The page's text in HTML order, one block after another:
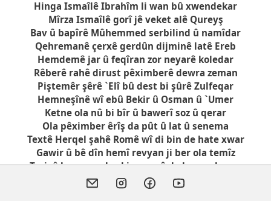
Hinga Ismaîlê Ibrahîm li wan bû xwendekar
Mîrza Ismaîlê gorî jê veket alê Qureyş
Bav û bapîrê Mûhemmed serbilind û namîdar
Qehremanê çerxê gerdûn dijminê latê Ereb
Hemdemê jar û feqîran zor neyarê koledar
Rêberê rahê dirust pêximberê dewra zeman
Piştemêr şêrê `Elî bû dest bi şûrê Zulfeqar
Hemneşînê wî ebû Bekir û Osman û `Umer
Ketne ola nû bi bîr û bawerî soz û qerar
Ola pêximber êrîş da pût û lat û senema
Textê Herqel şahê Romê wî di bin de hate xwar
Gawir û bê dîn hemî revyan ji ber ola temîz
Tariyê koça xwe barkir şewqê da herçar kenar
Dîn li dunyayê belav bû koletî êdî nema
Haştî ket dewra cîhanê ol bi xurtî ma li dar